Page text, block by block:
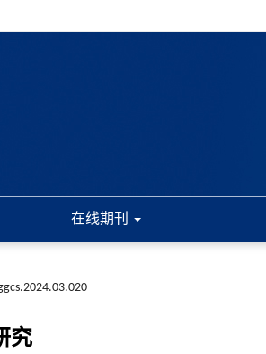
在线期刊
究